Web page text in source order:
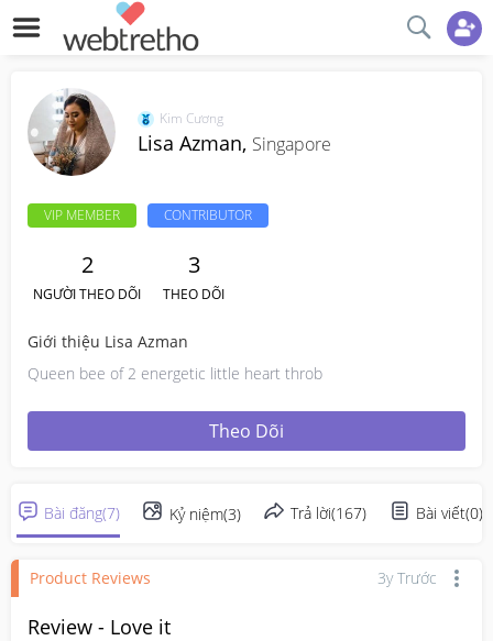
Kim Cương
Lisa Azman, Singapore
VIP MEMBER CONTRIBUTOR
2
NGƯỜI THEO DÕI
3
THEO DÕI
Giới thiệu Lisa Azman
Queen bee of 2 energetic little heart throb
Theo Dõi
Bài đăng(7) Kỷ niệm(3) Trả lời(167) Bài viết(0)
Product Reviews 3y Trước
Review - Love it